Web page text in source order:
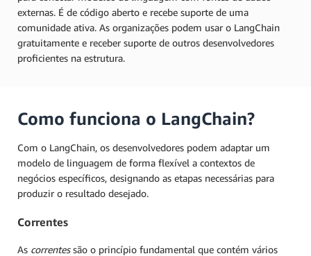
externas. É de código aberto e recebe suporte de uma
comunidade ativa. As organizações podem usar o LangChain
gratuitamente e receber suporte de outros desenvolvedores
proficientes na estrutura.
Como funciona o LangChain?
Com o LangChain, os desenvolvedores podem adaptar um
modelo de linguagem de forma flexível a contextos de
negócios específicos, designando as etapas necessárias para
produzir o resultado desejado.
Correntes
As correntessão o princípio fundamental que contém vários